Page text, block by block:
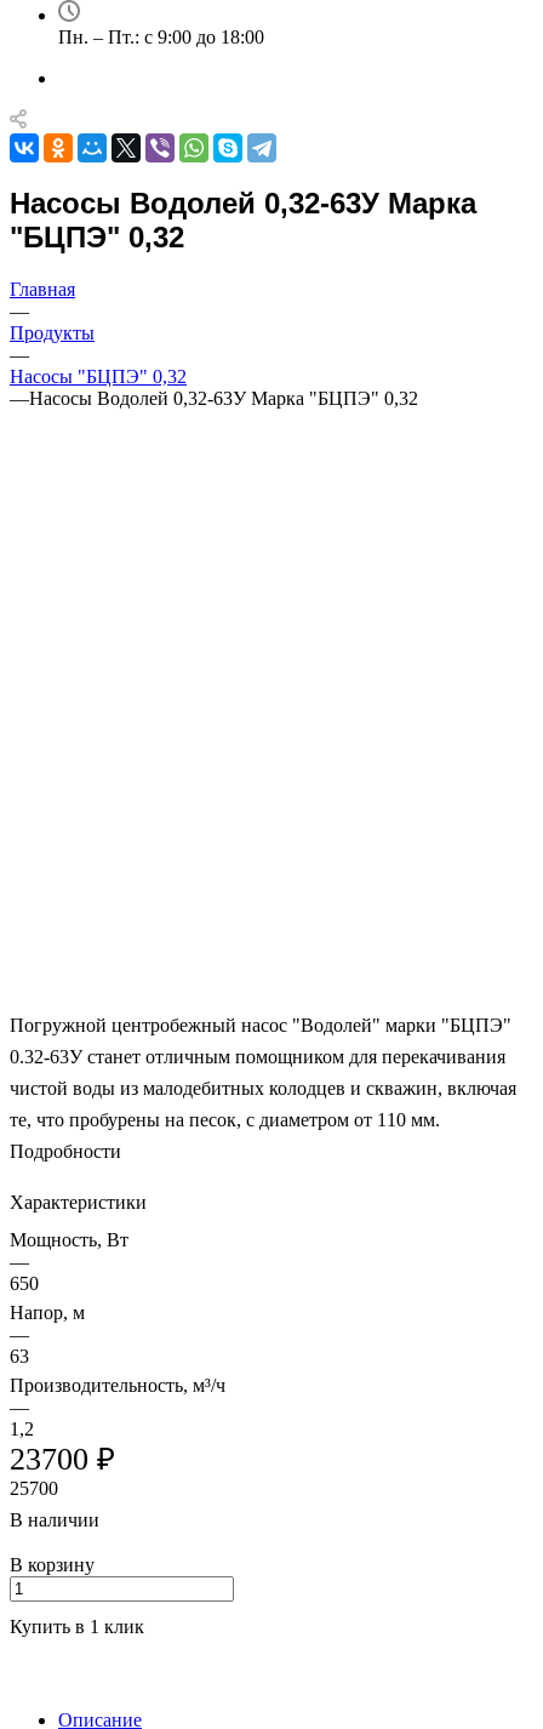
Пн. – Пт.: с 9:00 до 18:00
Насосы Водолей 0,32-63У Марка
"БЦПЭ" 0,32
Главная
—
Продукты
—
Насосы "БЦПЭ" 0,32
—Насосы Водолей 0,32-63У Марка "БЦПЭ" 0,32
Погружной центробежный насос "Водолей" марки "БЦПЭ"
0.32-63У станет отличным помощником для перекачивания
чистой воды из малодебитных колодцев и скважин, включая
те, что пробурены на песок, с диаметром от 110 мм.
Подробности
Характеристики
Мощность, Вт
—
650
Напор, м
—
63
Производительность, м³/ч
—
1,2
23700 ₽
25700
В наличии
В корзину
Купить в 1 клик
Описание